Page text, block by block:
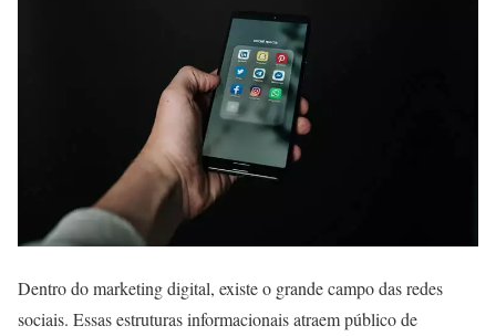
Dentro do marketing digital, existe o grande campo das redes
sociais. Essas estruturas informacionais atraem público de